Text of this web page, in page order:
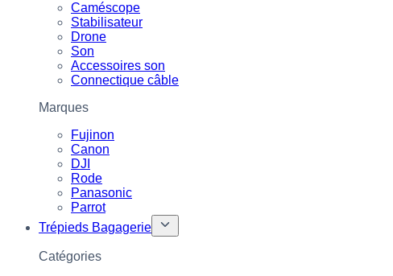
Caméscope
Stabilisateur
Drone
Son
Accessoires son
Connectique câble
Marques
Fujinon
Canon
DJI
Rode
Panasonic
Parrot
Trépieds Bagagerie
Catégories